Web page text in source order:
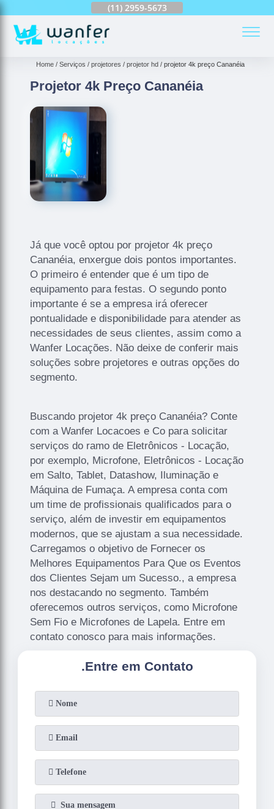
(11) 2959-5673
Home Serviços projetores projetor hd projetor 4k preço Cananéia
Projetor 4k Preço Cananéia
Já que você optou por projetor 4k preço
Cananéia, enxergue dois pontos importantes.
O primeiro é entender que é um tipo de
equipamento para festas. O segundo ponto
importante é se a empresa irá oferecer
pontualidade e disponibilidade para atender as
necessidades de seus clientes, assim como a
Wanfer Locações. Não deixe de conferir mais
soluções sobre projetores e outras opções do
segmento.
Buscando projetor 4k preço Cananéia? Conte
com a Wanfer Locacoes e Co para solicitar
serviços do ramo de Eletrônicos - Locação,
por exemplo, Microfone, Eletrônicos - Locação
em Salto, Tablet, Datashow, Iluminação e
Máquina de Fumaça. A empresa conta com
um time de profissionais qualificados para o
serviço, além de investir em equipamentos
modernos, que se ajustam a sua necessidade.
Carregamos o objetivo de Fornecer os
Melhores Equipamentos Para Que os Eventos
dos Clientes Sejam um Sucesso., a empresa
nos destacando no segmento. Também
oferecemos outros serviços, como Microfone
Sem Fio e Microfones de Lapela. Entre em
contato conosco para mais informações.
.Entre em Contato